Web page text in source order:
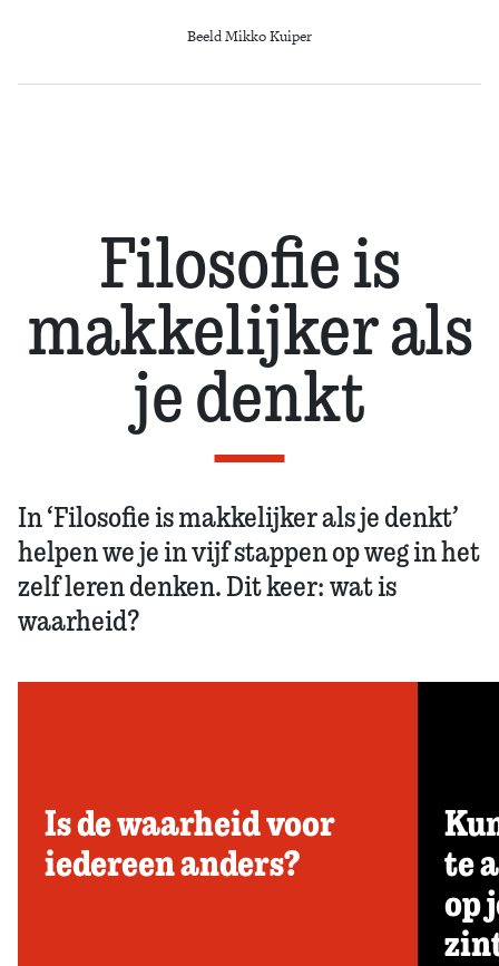
Beeld Mikko Kuiper
Filosofie is
makkelijker als
je denkt
In ‘Filosofie is makkelijker als je denkt’
helpen we je in vijf stappen op weg in het
zelf leren denken. Dit keer: wat is
waarheid?
Is de waarheid voor
iedereen anders?
te
op